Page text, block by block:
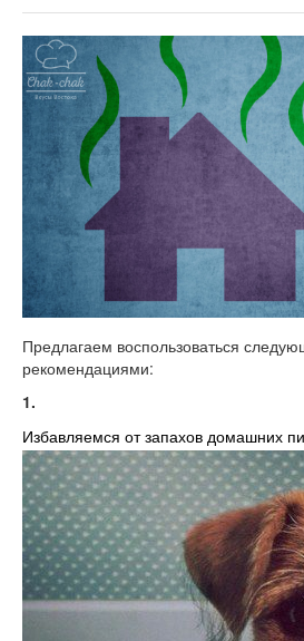
Предлагаем воспользоваться
рекомендациями:
1.
Избавляемся от запахов домашних